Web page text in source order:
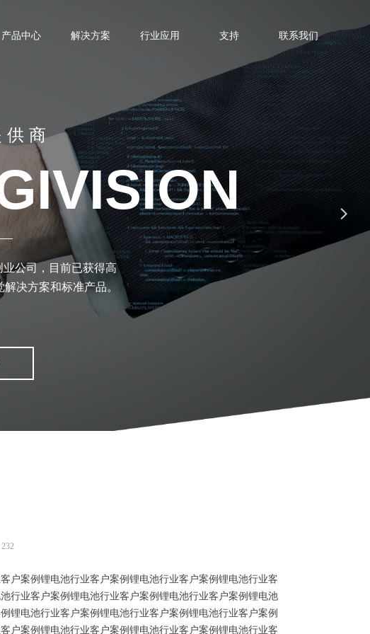
产品中心 解决方案 行业应用 支持 联系我们
户案例锂电池行业客户案例锂电池行业客户案例锂电池行业客
行业客户案例锂电池行业客户案例锂电池行业客户案例锂电池
锂电池行业客户案例锂电池行业客户案例锂电池行业客户案例
户案例锂电池行业客户案例锂电池行业客户案例锂电池行业客
232
供 商
公司，目前已获得高
决方案和标准产品。
넲